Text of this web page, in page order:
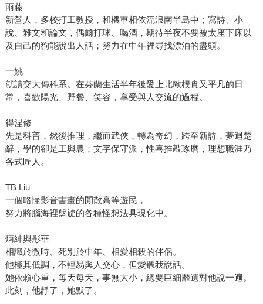
雨藤
新營人，多校打工教授，和機車相依流浪南半島中；寫詩、小
說、雜文和論文，偶爾打球、喝酒，期待半夜不要被太座下床以
及自己的狗能說出人話；努力在中年裡尋找漂泊的盡頭。
一姚
就讀交大傳科系。在芬蘭生活半年後愛上北歐樸實又平凡的日
常，喜歡陽光、野餐、笑容，享受與人交流的過程。
得涅修
先是科普，然後推理，繼而武俠，轉為奇幻，跨至新詩，夢迴楚
辭，學的卻是工與農；文字保守派，性喜推敲琢磨，理想職涯乃
各式匠人。
TB Liu
一個略懂影音書畫的閒散高等遊民，
努力將腦海裡盤旋的各種怪想法具現化中。
炳紳與彤華
相識於微時、死別於中年、相愛相殺的伴侶。
他極其低調，不輕易與人交心，但愛聽我說話。
她依賴心重，每天每天，事無大小，總要巨細靡遺對他說一遍。
此刻，他靜了，她默了。